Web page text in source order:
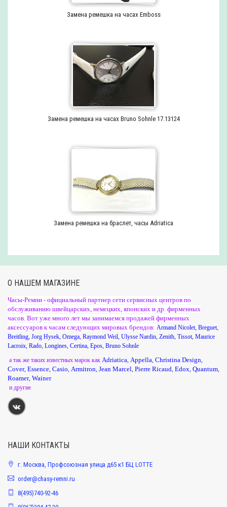
Замена ремешка на часах Emboss
Замена ремешка на часах Bruno Sohnle 17.13124
Замена ремешка на браслет, часы Adriatica
О НАШЕМ МАГАЗИНЕ
Часы-Ремни - официальный партнер сети сервисных центров по
обслуживанию швейцарских, немецких, японских и др. фирменных
часов. Вот уже много лет мы занимаемся продажей фирменных
аксессуаров к часам следующих мировых брендов: Armand Nicolet Breguet
Breitling Jorg Hysek Omega Raymond Weil Ulysse Nardin Zenith Tissot Maurice
Lacroix Rado Longines Certina Epos Bruno Sohnle
а так же таких известных марок как Adriatica Appella Christina Design
Cover, Essence Casio Armitron Jean Marcel Pierre Ricaud Edox Quantum
Roamer, Wainer
и другие
НАШИ КОНТАКТЫ
г. Москва, Профсоюзная улица д65 к1 БЦ LOTTE
order@chasy-remni.ru
8(495)740-92-46